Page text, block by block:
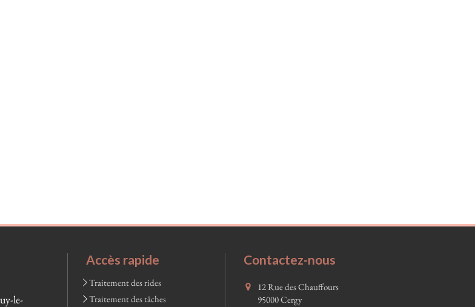
le-
Accès rapide
Traitement des rides
Traitement des tâches
Contactez-nous
12 Rue des Chauffours
95000Cergy